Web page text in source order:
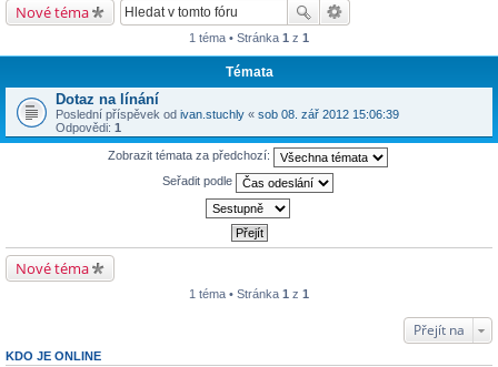
Nové téma
1 téma • Stránka 1 z 1
Témata
Dotaz na línání
Poslední příspěvek od ivan.stuchly « sob 08. zář 2012 15:06:39
Odpovědi: 1
Zobrazit témata za předchozí:
Seřadit podle
Nové téma
1 téma • Stránka 1 z 1
Přejít na
KDO JE ONLINE